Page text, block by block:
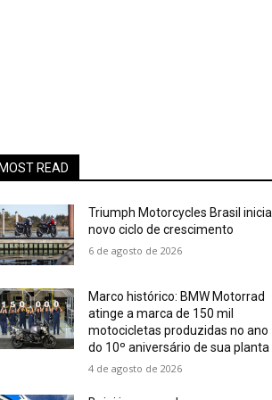
READ
Triumph Motorcycles Brasil inicia
novo ciclo de crescimento
6 de agosto de 2026
Marco histórico: BMW Motorrad
atinge a marca de 150 mil
motocicletas produzidas no ano
do 10º aniversário de sua planta
4 de agosto de 2026